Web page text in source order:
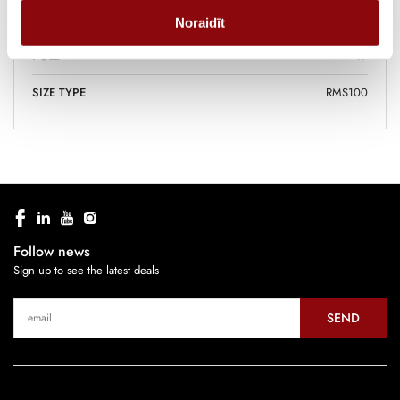
Noraidīt
POLE 4P
SIZE TYPE RMS100
Follow news
Sign up to see the latest deals
SEND